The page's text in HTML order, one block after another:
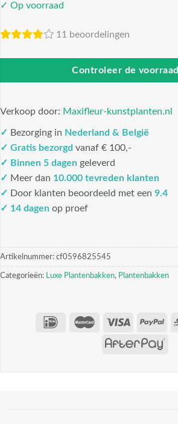
✓ Op voorraad
11 beoordelingen
Controleer de voorraad
Verkoop door: Maxifleur-kunstplanten.nl
✓ Bezorging in Nederland & België
✓ Gratis bezorgd vanaf € 100,-
✓ Binnen 5 dagen geleverd
✓ Meer dan 10.000 tevreden klanten
✓ Door klanten beoordeeld met een 9.4
✓ 14 dagen op proef
Artikelnummer: cf0596825545
Categorieën: Luxe Plantenbakken, Plantenbakken